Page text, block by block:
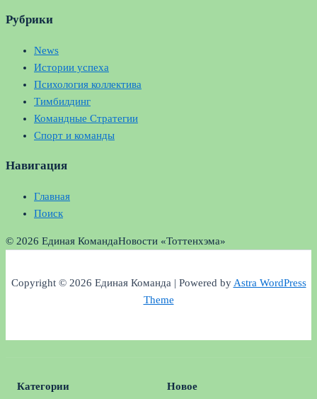
Рубрики
News
Истории успеха
Психология коллектива
Тимбилдинг
Командные Стратегии
Спорт и команды
Навигация
Главная
Поиск
© 2026 Единая КомандаНовости «Тоттенхэма»
Copyright © 2026 Единая Команда | Powered byAstra WordPress
Theme
Категории Новое